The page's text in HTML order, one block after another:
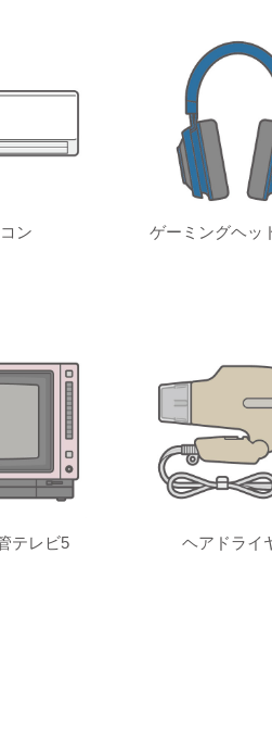
ン ゲーミングヘッ
テレビ5 ヘアドライ